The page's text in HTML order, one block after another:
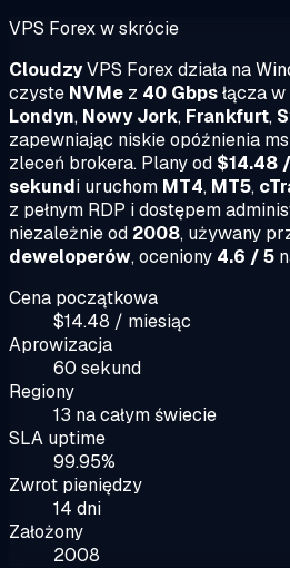
VPS Forex w skrócie
CloudzyVPS Forex działa na
czyste NVMe z 40 Gbpsłącza w
Londyn, Nowy Jork, Frankfurt,
zapewniając niskie opóźnienia
zleceń brokera. Plany od $14.48
sekundi uruchom MT4, MT5,
z pełnym RDP i dostępem
niezależnie od 2008, używany
deweloperów, oceniony 4.6 / 5
Cena początkowa
$14.48 / miesiąc
Aprowizacja
60 sekund
Regiony
13 na całym świecie
SLA uptime
99.95%
Zwrot pieniędzy
14 dni
Założony
2008